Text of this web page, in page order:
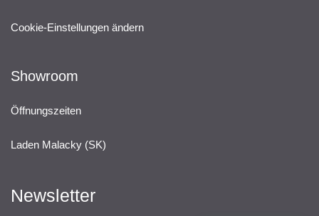
Cookie-Einstellungen ändern
Showroom
Öffnungszeiten
Laden Malacky (SK)
Newsletter